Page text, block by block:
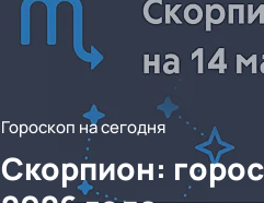
Гороскоп на сегодня
Скорпион: